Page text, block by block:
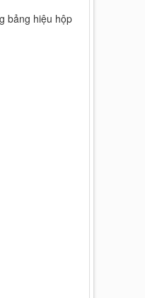
bảng hiệu hộp